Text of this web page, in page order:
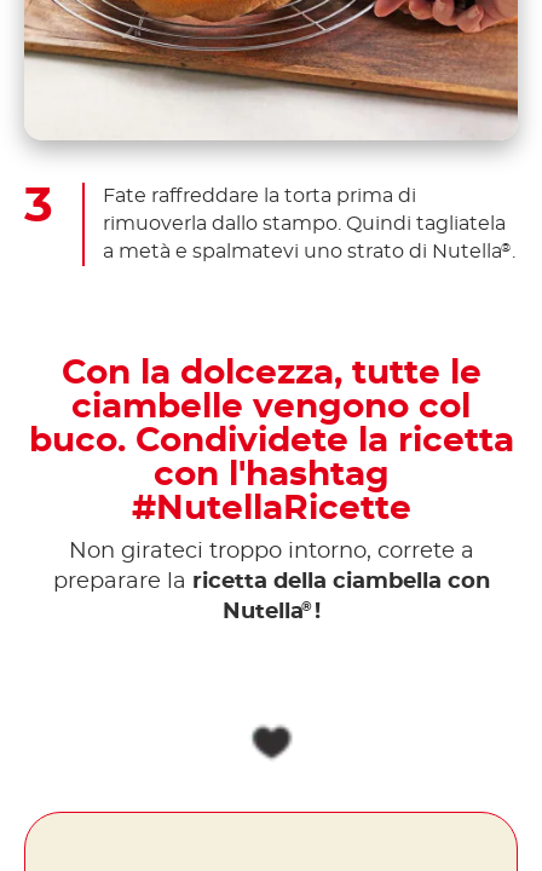
Fate raffreddare la torta prima di
rimuoverla dallo stampo. Quindi tagliatela
a metà e spalmatevi uno strato di Nutella® .
Con la dolcezza, tutte le
ciambelle vengono col
buco. Condividete la ricetta
con l'hashtag
#NutellaRicette
Non girateci troppo intorno, correte a
preparare la ricetta della ciambella con
Nutella® !